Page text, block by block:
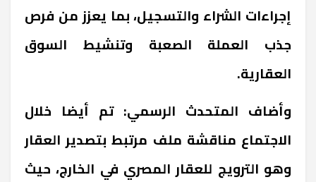
إجراءات الشراء والتسجيل، بما يعزز من فرص
جذب العملة الصعبة وتنشيط السوق
العقارية.
وأضاف المتحدث الرسمي: تم أيضا خلال
الاجتماع مناقشة ملف مرتبط بتصدير العقار
وهو الترويج للعقار المصري في الخارج، حيث